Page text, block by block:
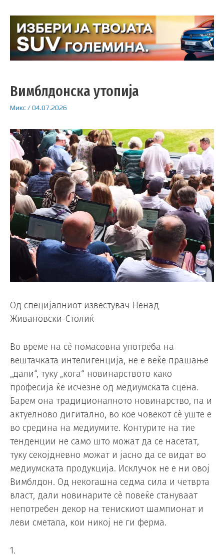
Вимблдонска утопија
Микс/04.07.2026
Од специјалниот известувач Ненад
Живановски-Столиќ
Во време на сè помасовна употреба на
вештачката интелигенција, не е веќе прашање
„дали“, туку „кога“ новинарството како
професија ќе исчезне од медиумската сцена.
Барем она традиционалното новинарство, па и
актуелново дигитално, во кое човекот сè уште е
во средина на медиумите. Контурите на тие
тенденции не само што можат да се насетат,
туку секојдневно можат и јасно да се видат во
медиумската продукција. Исклучок не е ни овој
Вимблдон. Од некогашна седма сила и четврта
власт, дали новинарите сè повеќе стануваат
непотребен декор на тенискиот шампионат и
леви сметала, кои никој не ги ферма.
1.